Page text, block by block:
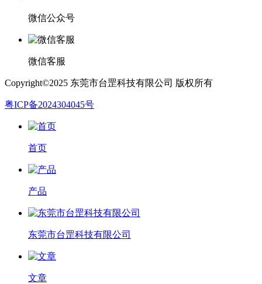
微信公众号
微信客服
Copyright©2025 东莞市台罡科技有限公司 版权所有
粤ICP备2024304045号
首页
产品
东莞市台罡科技有限公司
文章